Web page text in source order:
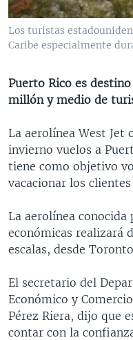
VENEZUELA
BRASIL
NICARAGUA
ECONOMÍA
ENTRETENIMIENTO Y
DEPORTES
MULTIMEDIA
VIDEOS
AUDIOS
PROGRAMAS TV
FORO
LAS CLAVES
AVANCE INFORMATIVO
BUENOS DÍAS AMÉRICA
ESTADOS UNIDOS AL
EL MUNDO AL DÍA
FORO [RADIO]
DEPORTIVO
ENTRETENIMIENTO
DIRECT
Learning English
SÍGANOS
Idiomas
Los turistas
Caribe especialmente
Puerto Rico es
millón y medio de
La aerolínea West
invierno vuelos a
tiene como objetivo
vacacionar los
La aerolínea
económicas realizará
escalas, desde
El secretario del
Económico y
Pérez Riera, dijo que
contar con la